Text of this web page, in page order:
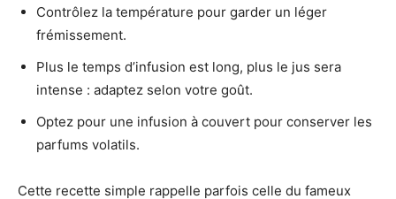
Contrôlez la température pour garder un léger
frémissement.
Plus le temps d’infusion est long, plus le jus sera
intense : adaptez selon votre goût.
Optez pour une infusion à couvert pour conserver les
parfums volatils.
Cette recette simple rappelle parfois celle du fameux